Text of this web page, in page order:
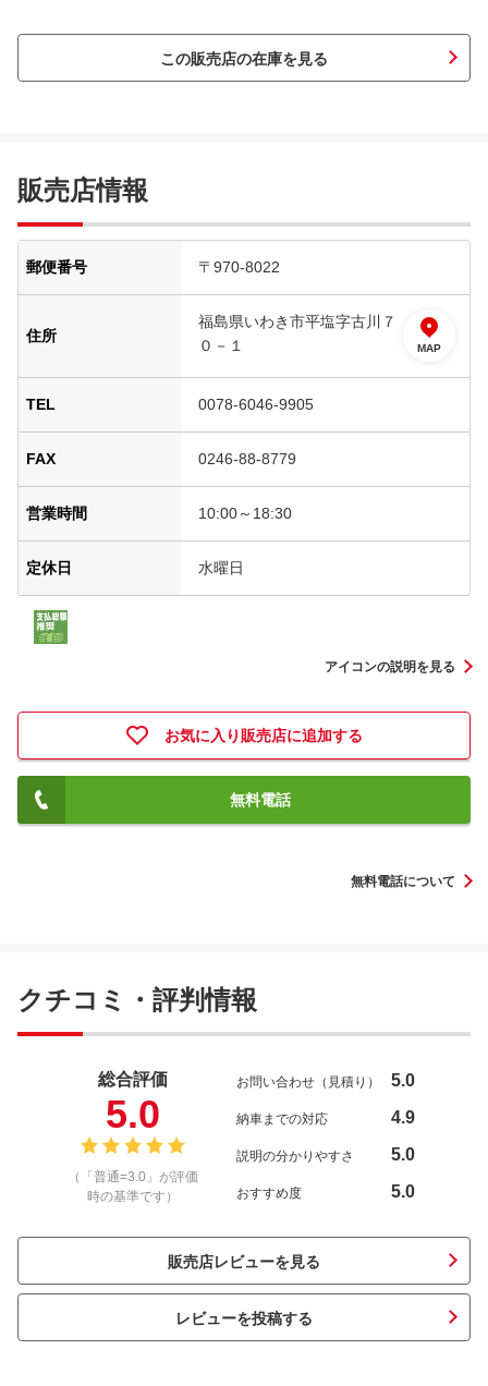
この販売店の在庫を見る
販売店情報
郵便番号 〒970-8022
住所
福島県いわき市平塩字古川７
０－１
MAP
TEL 0078-6046-9905
FAX 0246-88-8779
営業時間 10:00～18:30
定休日 水曜日
アイコンの説明を見る
お気に入り販売店に追加する
無料電話
無料電話について
クチコミ・評判情報
総合評価
5.0
（「普通=3.0」が評価
時の基準です）
お問い合わせ（見積り） 5.0
納車までの対応 4.9
説明の分かりやすさ 5.0
おすすめ度 5.0
販売店レビューを見る
レビューを投稿する